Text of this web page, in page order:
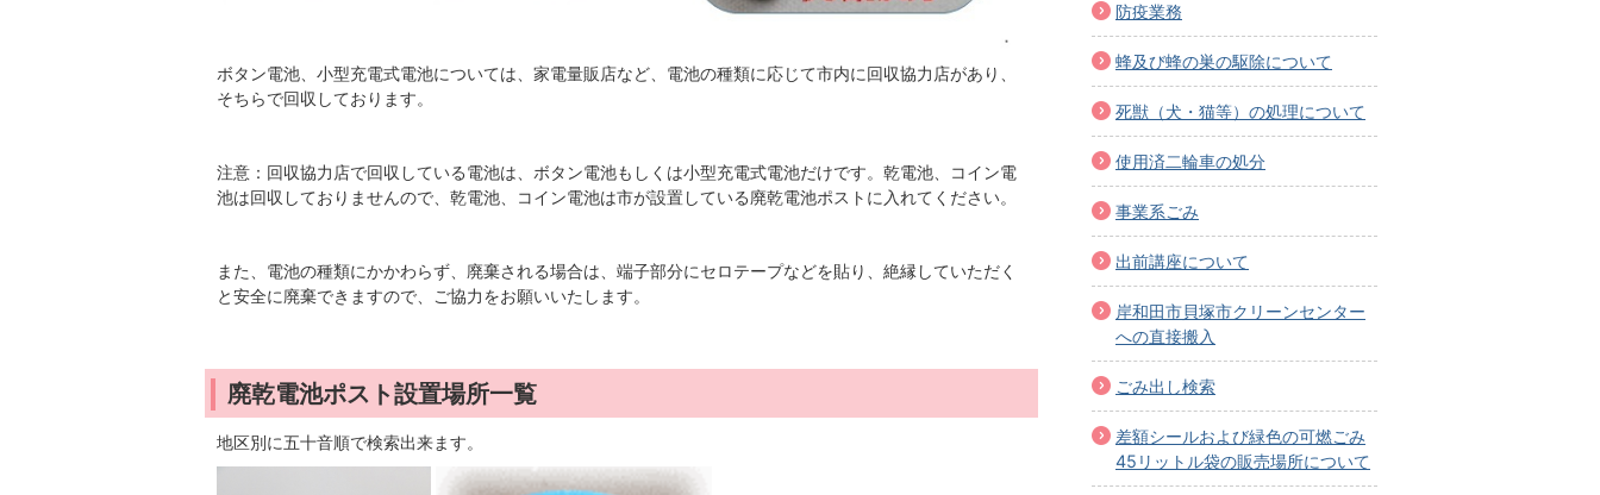
ボタン電池、小型充電式電池については、家電量販店など、電池の種類に応じて市内に回収協力店があり、
そちらで回収しております。
注意：回収協力店で回収している電池は、ボタン電池もしくは小型充電式電池だけです。乾電池、コイン電
池は回収しておりませんので、乾電池、コイン電池は市が設置している廃乾電池ポストに入れてください。
また、電池の種類にかかわらず、廃棄される場合は、端子部分にセロテープなどを貼り、絶縁していただく
と安全に廃棄できますので、ご協力をお願いいたします。
廃乾電池ポスト設置場所一覧
地区別に五十音順で検索出来ます。
防疫業務
蜂及び蜂の巣の駆除について
死獣（犬・猫等）の処理について
使用済二輪車の処分
事業系ごみ
出前講座について
岸和田市貝塚市クリーンセンター
への直接搬入
ごみ出し検索
差額シールおよび緑色の可燃ごみ
45リットル袋の販売場所について